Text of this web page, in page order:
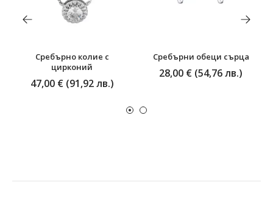
Сребърно колие с
цирконий
47,00 € (91,92 лв.)
Сребърни обеци сърца
28,00 € (54,76 лв.)